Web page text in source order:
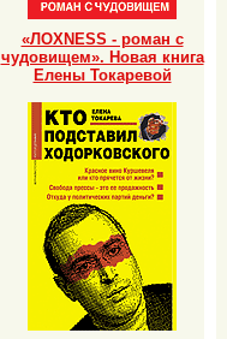
«ЛОХNESS - роман с
чудовищем». Новая книга
Елены Токаревой